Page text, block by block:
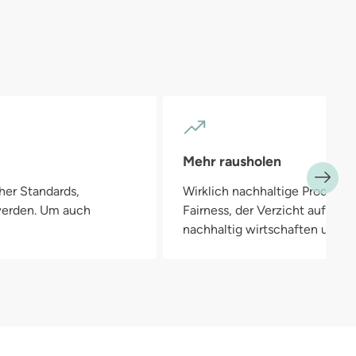
Standards,
Um auch
Mehr rausholen
Wirklich nachhaltige
Fairness, der Verzicht auf
nachhaltig wirtschaften und